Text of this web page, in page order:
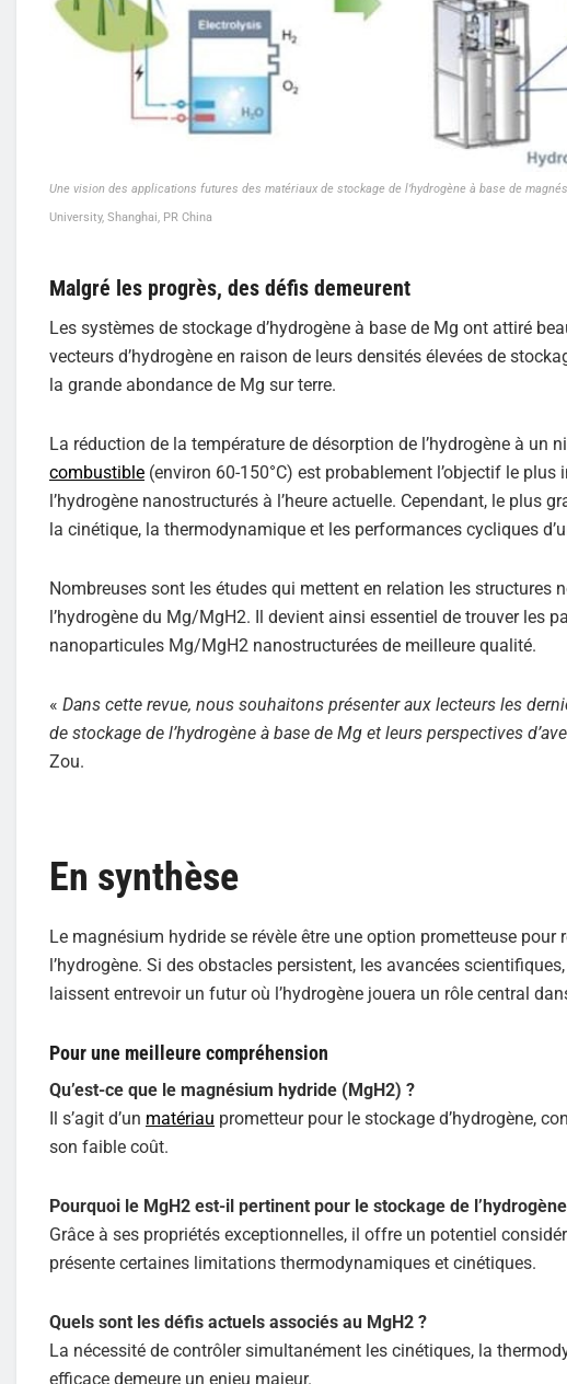
Une vision des applications futures des matériaux de stockage de l’hydrogène à base de
University, Shanghai, PR China
Malgré les progrès, des défis demeurent
Les systèmes de stockage d’hydrogène à base de Mg ont attiré
vecteurs d’hydrogène en raison de leurs densités élevées de
la grande abondance de Mg sur terre.
La réduction de la température de désorption de l’hydrogène à un
combustible (environ 60-150°C) est probablement l’objectif le
l’hydrogène nanostructurés à l’heure actuelle. Cependant, le plus
la cinétique, la thermodynamique et les performances cycliques
Nombreuses sont les études qui mettent en relation les structures
l’hydrogène du Mg/MgH2. Il devient ainsi essentiel de trouver les
nanoparticules Mg/MgH2 nanostructurées de meilleure qualité.
« Dans cette revue, nous souhaitons présenter aux lecteurs les
de stockage de l’hydrogène à base de Mg et leurs perspectives
Zou.
En synthèse
Le magnésium hydride se révèle être une option prometteuse
l’hydrogène. Si des obstacles persistent, les avancées
laissent entrevoir un futur où l’hydrogène jouera un rôle central
Pour une meilleure compréhension
Qu’est-ce que le magnésium hydride (MgH2) ?
Il s’agit d’un matériau prometteur pour le stockage d’hydrogène,
son faible coût.
Pourquoi le MgH2 est-il pertinent pour le stockage de
Grâce à ses propriétés exceptionnelles, il offre un potentiel
présente certaines limitations thermodynamiques et cinétiques.
Quels sont les défis actuels associés au MgH2 ?
La nécessité de contrôler simultanément les cinétiques, la
efficace demeure un enjeu majeur.